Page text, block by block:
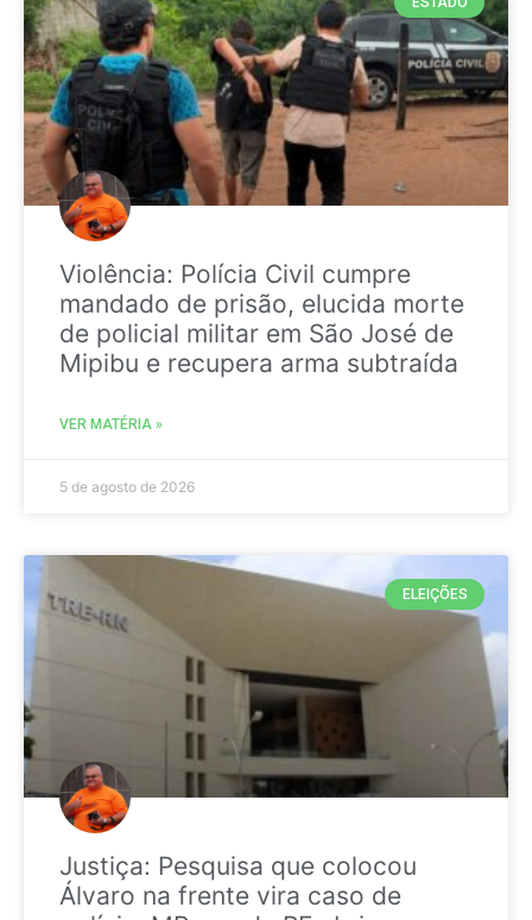
Violência: Polícia Civil cumpre
mandado de prisão, elucida morte
de policial militar em São José de
Mipibu e recupera arma subtraída
VER MATÉRIA »
5 de agosto de 2026
ELEIÇÕES
Justiça: Pesquisa que colocou
Álvaro na frente vira caso de